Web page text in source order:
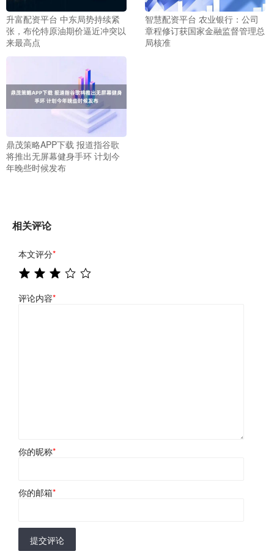
升富配资平台 中东局势持续紧
张，布伦特原油期价逼近冲突以
来最高点
智慧配资平台 农业银行：公司
章程修订获国家金融监督管理总
局核准
鼎茂策略APP下载 报道指谷歌
将推出无屏幕健身手环 计划今
年晚些时候发布
相关评论
本文评分*
评论内容*
你的昵称*
你的邮箱*
提交评论